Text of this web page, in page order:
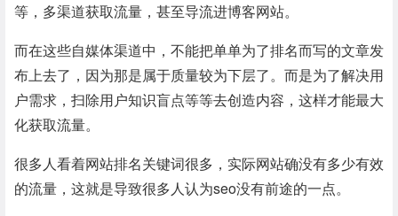
等，多渠道获取流量，甚至导流进博客网站。
而在这些自媒体渠道中，不能把单单为了排名而写的文章发
布上去了，因为那是属于质量较为下层了。而是为了解决用
户需求，扫除用户知识盲点等等去创造内容，这样才能最大
化获取流量。
很多人看着网站排名关键词很多，实际网站确没有多少有效
的流量，这就是导致很多人认为seo没有前途的一点。